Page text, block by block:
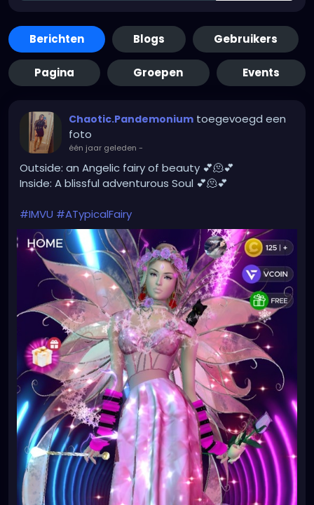
Berichten Blogs Gebruikers
Pagina Groepen Events
Chaotic.Pandemonium toegevoegd een
foto
één jaar geleden -
Outside: an Angelic fairy of beauty 💕🫠💕
Inside: A blissful adventurous Soul 💕🫠💕
#IMVU #ATypicalFairy